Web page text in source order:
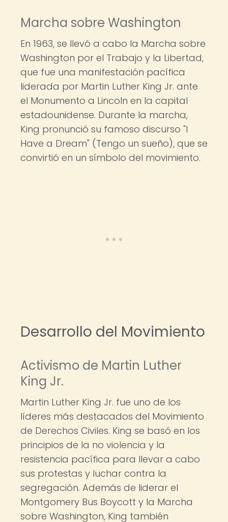
Marcha sobre Washington
En 1963, se llevó a cabo la Marcha sobre
Washington por el Trabajo y la Libertad,
que fue una manifestación pacífica
liderada por Martin Luther King Jr. ante
el Monumento a Lincoln en la capital
estadounidense. Durante la marcha,
King pronunció su famoso discurso "I
Have a Dream" (Tengo un sueño), que se
convirtió en un símbolo del movimiento.
Desarrollo del Movimiento
Activismo de Martin Luther
King Jr.
Martin Luther King Jr. fue uno de los
líderes más destacados del Movimiento
de Derechos Civiles. King se basó en los
principios de la no violencia y la
resistencia pacífica para llevar a cabo
sus protestas y luchar contra la
segregación. Además de liderar el
Montgomery Bus Boycott y la Marcha
sobre Washington, King también